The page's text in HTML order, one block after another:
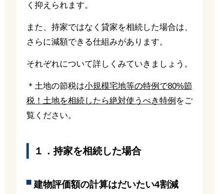
く抑えられます。
また、持家ではなく貸家を相続した場合は、
さらに減額できる仕組みがあります。
それぞれについて詳しくみていきましょう。
＊土地の節税は小規模宅地等の特例で80%節
税！土地を相続したら絶対使うべき特例 をご
覧ください。
１．持家を相続した場合
建物評価額の計算はだいたい4割減